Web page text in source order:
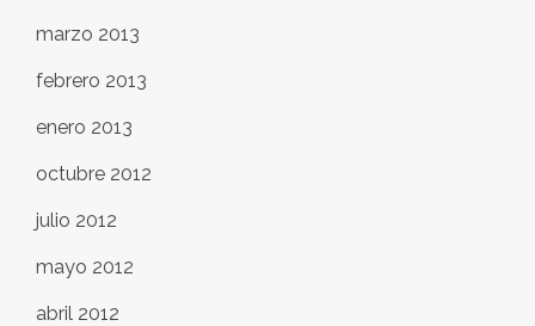
marzo 2013
febrero 2013
enero 2013
octubre 2012
julio 2012
mayo 2012
abril 2012